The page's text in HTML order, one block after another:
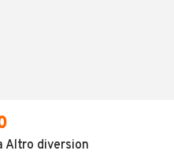
Altro diversion